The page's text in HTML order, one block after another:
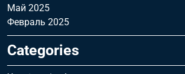
Май 2025
Февраль 2025
Categories